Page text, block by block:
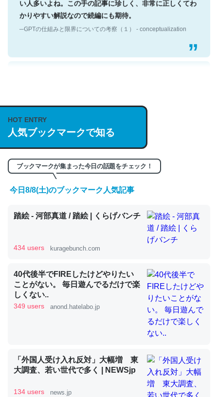
かりやすい解説なので続編にも期待。
https://isobe324649.hatenablog.com/entry/2023/03/27
/064121
─GPTの仕組みと限界についての考察（１） - conceptualization
くらい。小説でいう「ずっと前の伏線」は回収されないけ
ど、短期記憶というには多い分量。進化すればするほど分
─GPTの仕組みと限界についての考察（１） - conceptualization
昆虫ってカルシウム少ないのか。知らんかった。調べたら
コオロギのカルシウム分はエビの600分の1程度。
─ニュース :: 【研究発表】昆虫学の大問題＝「昆虫はなぜ海にいな
HOT ENTRY
人気ブックマークで知る
ブックマークが集まった今日の話題をチェック！
今日8/8(土)のブックマーク人気記事
踏絵 - 河部真道 / 踏絵 | くらげバンチ
434 users kuragebunch.com
40代後半でFIREしたけどやりたい
ことがない。 毎日遊んでるだけで楽
しくない..
349 users anond.hatelabo.jp
「外国人受け入れ反対」大幅増 東
大調査、若い世代で多く | NEWSjp
134 users news.jp